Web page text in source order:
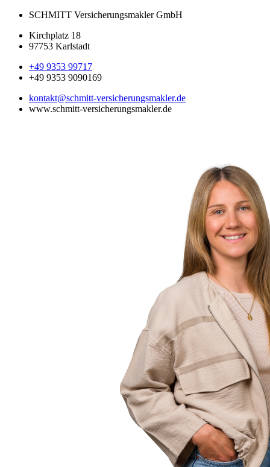
SCHMITT Versicherungsmakler GmbH
Kirchplatz 18
97753 Karlstadt
+49 9353 99717
+49 9353 9090169
kontakt@schmitt-versicherungsmakler.de
www.schmitt-versicherungsmakler.de